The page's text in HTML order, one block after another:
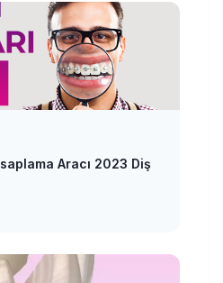
Aracı 2023 Diş